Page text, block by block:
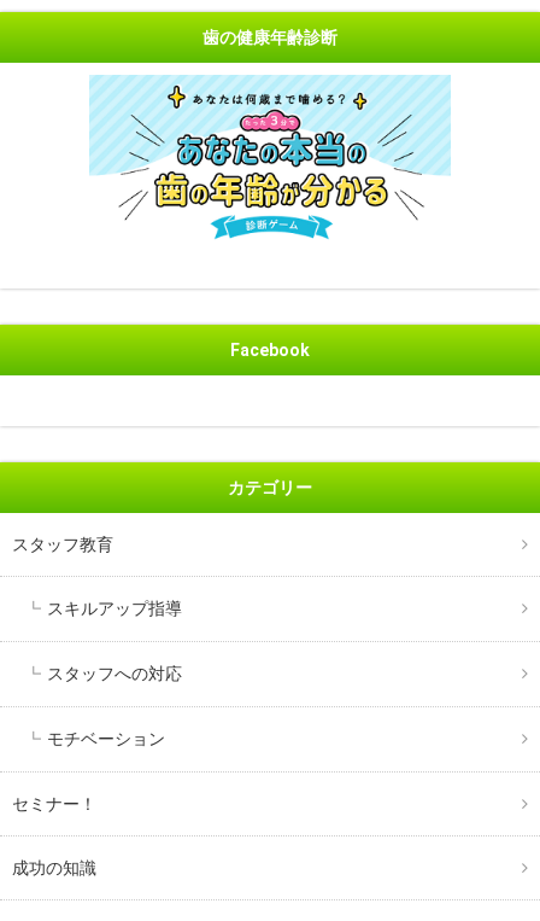
歯の健康年齢診断
Facebook
カテゴリー
スタッフ教育
スキルアップ指導
スタッフへの対応
モチベーション
セミナー！
成功の知識